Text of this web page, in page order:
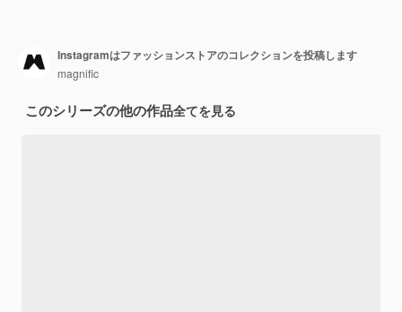
Instagramはファッションストアのコレクションを投稿します
magnific
このシリーズの他の作品全てを見る